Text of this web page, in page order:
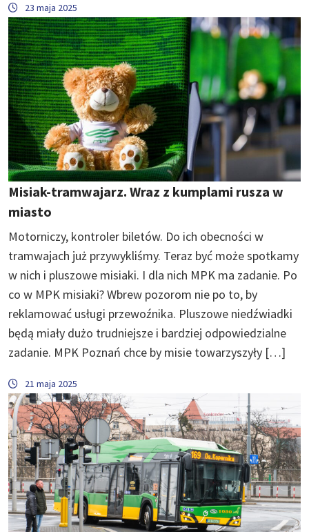
23 maja 2025
Misiak-tramwajarz. Wraz z kumplami rusza w
miasto
Motorniczy, kontroler biletów. Do ich obecności w
tramwajach już przywykliśmy. Teraz być może spotkamy
w nich i pluszowe misiaki. I dla nich MPK ma zadanie. Po
co w MPK misiaki? Wbrew pozorom nie po to, by
reklamować usługi przewoźnika. Pluszowe niedźwiadki
będą miały dużo trudniejsze i bardziej odpowiedzialne
zadanie. MPK Poznań chce by misie towarzyszyły […]
21 maja 2025